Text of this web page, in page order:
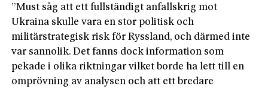
”Must såg att ett fullständigt anfallskrig mot
Ukraina skulle vara en stor politisk och
militärstrategisk risk för Ryssland, och därmed inte
var sannolik. Det fanns dock information som
pekade i olika riktningar vilket borde ha lett till en
omprövning av analysen och att ett bredare